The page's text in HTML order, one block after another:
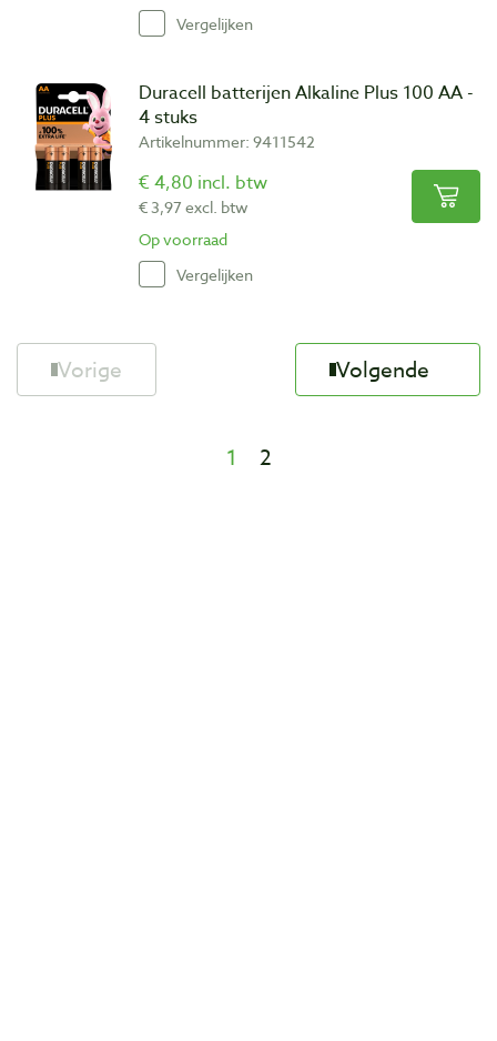
Vergelijken
Duracell batterijen Alkaline Plus 100 AA -
4 stuks
Artikelnummer: 9411542
€ 4,80 incl. btw
€ 3,97 excl. btw
Op voorraad
Vergelijken
Vorige
1 2
Volgende